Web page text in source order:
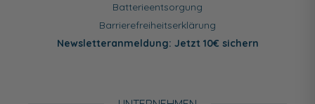
Batterieentsorgung
Barrierefreiheitserklärung
Newsletteranmeldung: Jetzt 10€ sichern